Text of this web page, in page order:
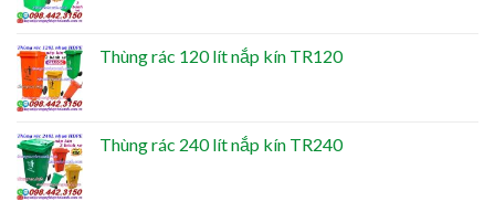
Thùng rác 120 lít nắp kín TR120
Thùng rác 240 lít nắp kín TR240